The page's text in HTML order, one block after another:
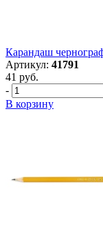
Карандаш
Артикул: 41791
41 руб.
-
В корзину